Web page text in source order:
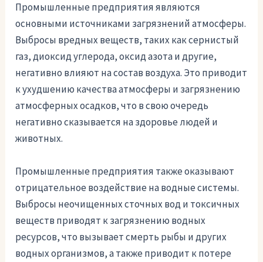
Промышленные предприятия являются
основными источниками загрязнений атмосферы.
Выбросы вредных веществ, таких как сернистый
газ, диоксид углерода, оксид азота и другие,
негативно влияют на состав воздуха. Это приводит
к ухудшению качества атмосферы и загрязнению
атмосферных осадков, что в свою очередь
негативно сказывается на здоровье людей и
животных.
Промышленные предприятия также оказывают
отрицательное воздействие на водные системы.
Выбросы неочищенных сточных вод и токсичных
веществ приводят к загрязнению водных
ресурсов, что вызывает смерть рыбы и других
водных организмов, а также приводит к потере